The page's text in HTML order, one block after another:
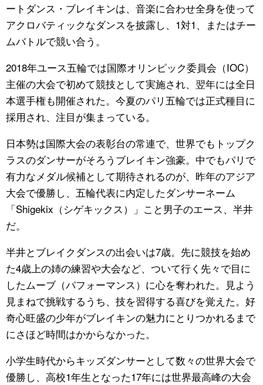
ートダンス・ブレイキンは、音楽に合わせ全身を使って
アクロバティックなダンスを披露し、1対1、またはチー
ムバトルで競い合う。
2018年ユース五輪では国際オリンピック委員会（IOC）
主催の大会で初めて競技として実施され、翌年には全日
本選手権も開催された。今夏のパリ五輪では正式種目に
採用され、注目が集まっている。
日本勢は国際大会の表彰台の常連で、世界でもトップク
ラスのダンサーがそろうブレイキン強豪。中でもパリで
有力なメダル候補として期待されるのが、昨年のアジア
大会で優勝し、五輪代表に内定したダンサーネーム
「Shigekix（シゲキックス）」こと男子のエース、半井
だ。
半井とブレイクダンスの出会いは7歳。先に競技を始め
た4歳上の姉の練習や大会など、ついて行く先々で目に
したムーブ（パフォーマンス）に心を奪われた。見よう
見まねで挑戦するうち、技を習得する喜びを覚えた。好
奇心旺盛の少年がブレイキンの魅力にとりつかれるまで
にさほど時間はかからなかった。
小学生時代からキッズダンサーとして数々の世界大会で
優勝し、高校1年生となった17年には世界最高峰の大会